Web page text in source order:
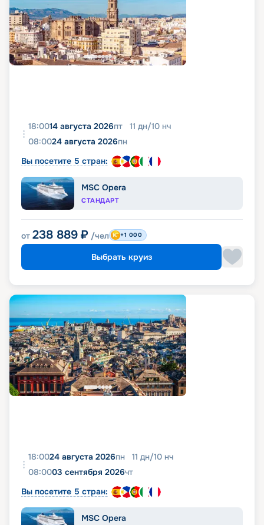
18:0014 августа 2026пт 11 дн/10 нч
08:0024 августа 2026пн
Вы посетите 5 стран:
MSC Opera
СТАНДАРТ
от 238 889 ₽ /чел +1 000
Выбрать круиз
18:0024 августа 2026пн 11 дн/10 нч
08:0003 сентября 2026чт
Вы посетите 5 стран:
MSC Opera